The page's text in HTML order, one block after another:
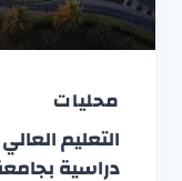
محليات
التعليم
دراسية